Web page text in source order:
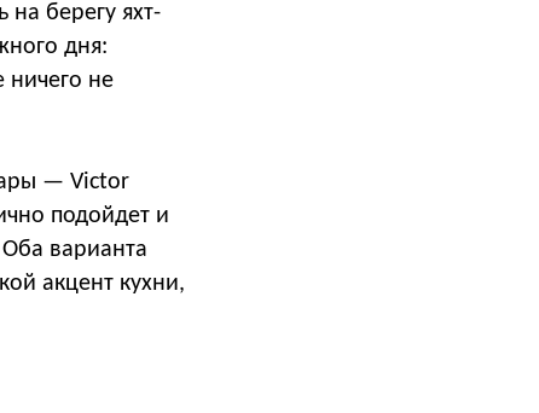
берегу яхт-
дня:
ничего не
— Victor
подойдет и
варианта
акцент кухни,